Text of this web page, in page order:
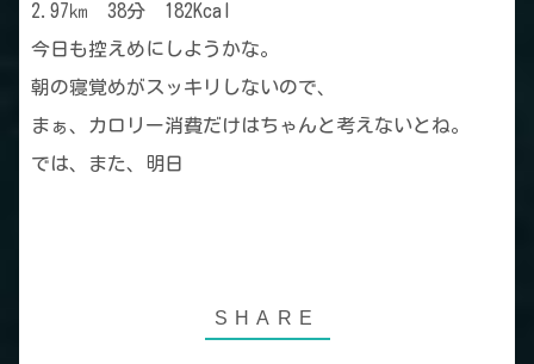
2.97㎞ 38分 182Kcal
今日も控えめにしようかな。
朝の寝覚めがスッキリしないので、
まぁ、カロリー消費だけはちゃんと考えないとね。
では、また、明日